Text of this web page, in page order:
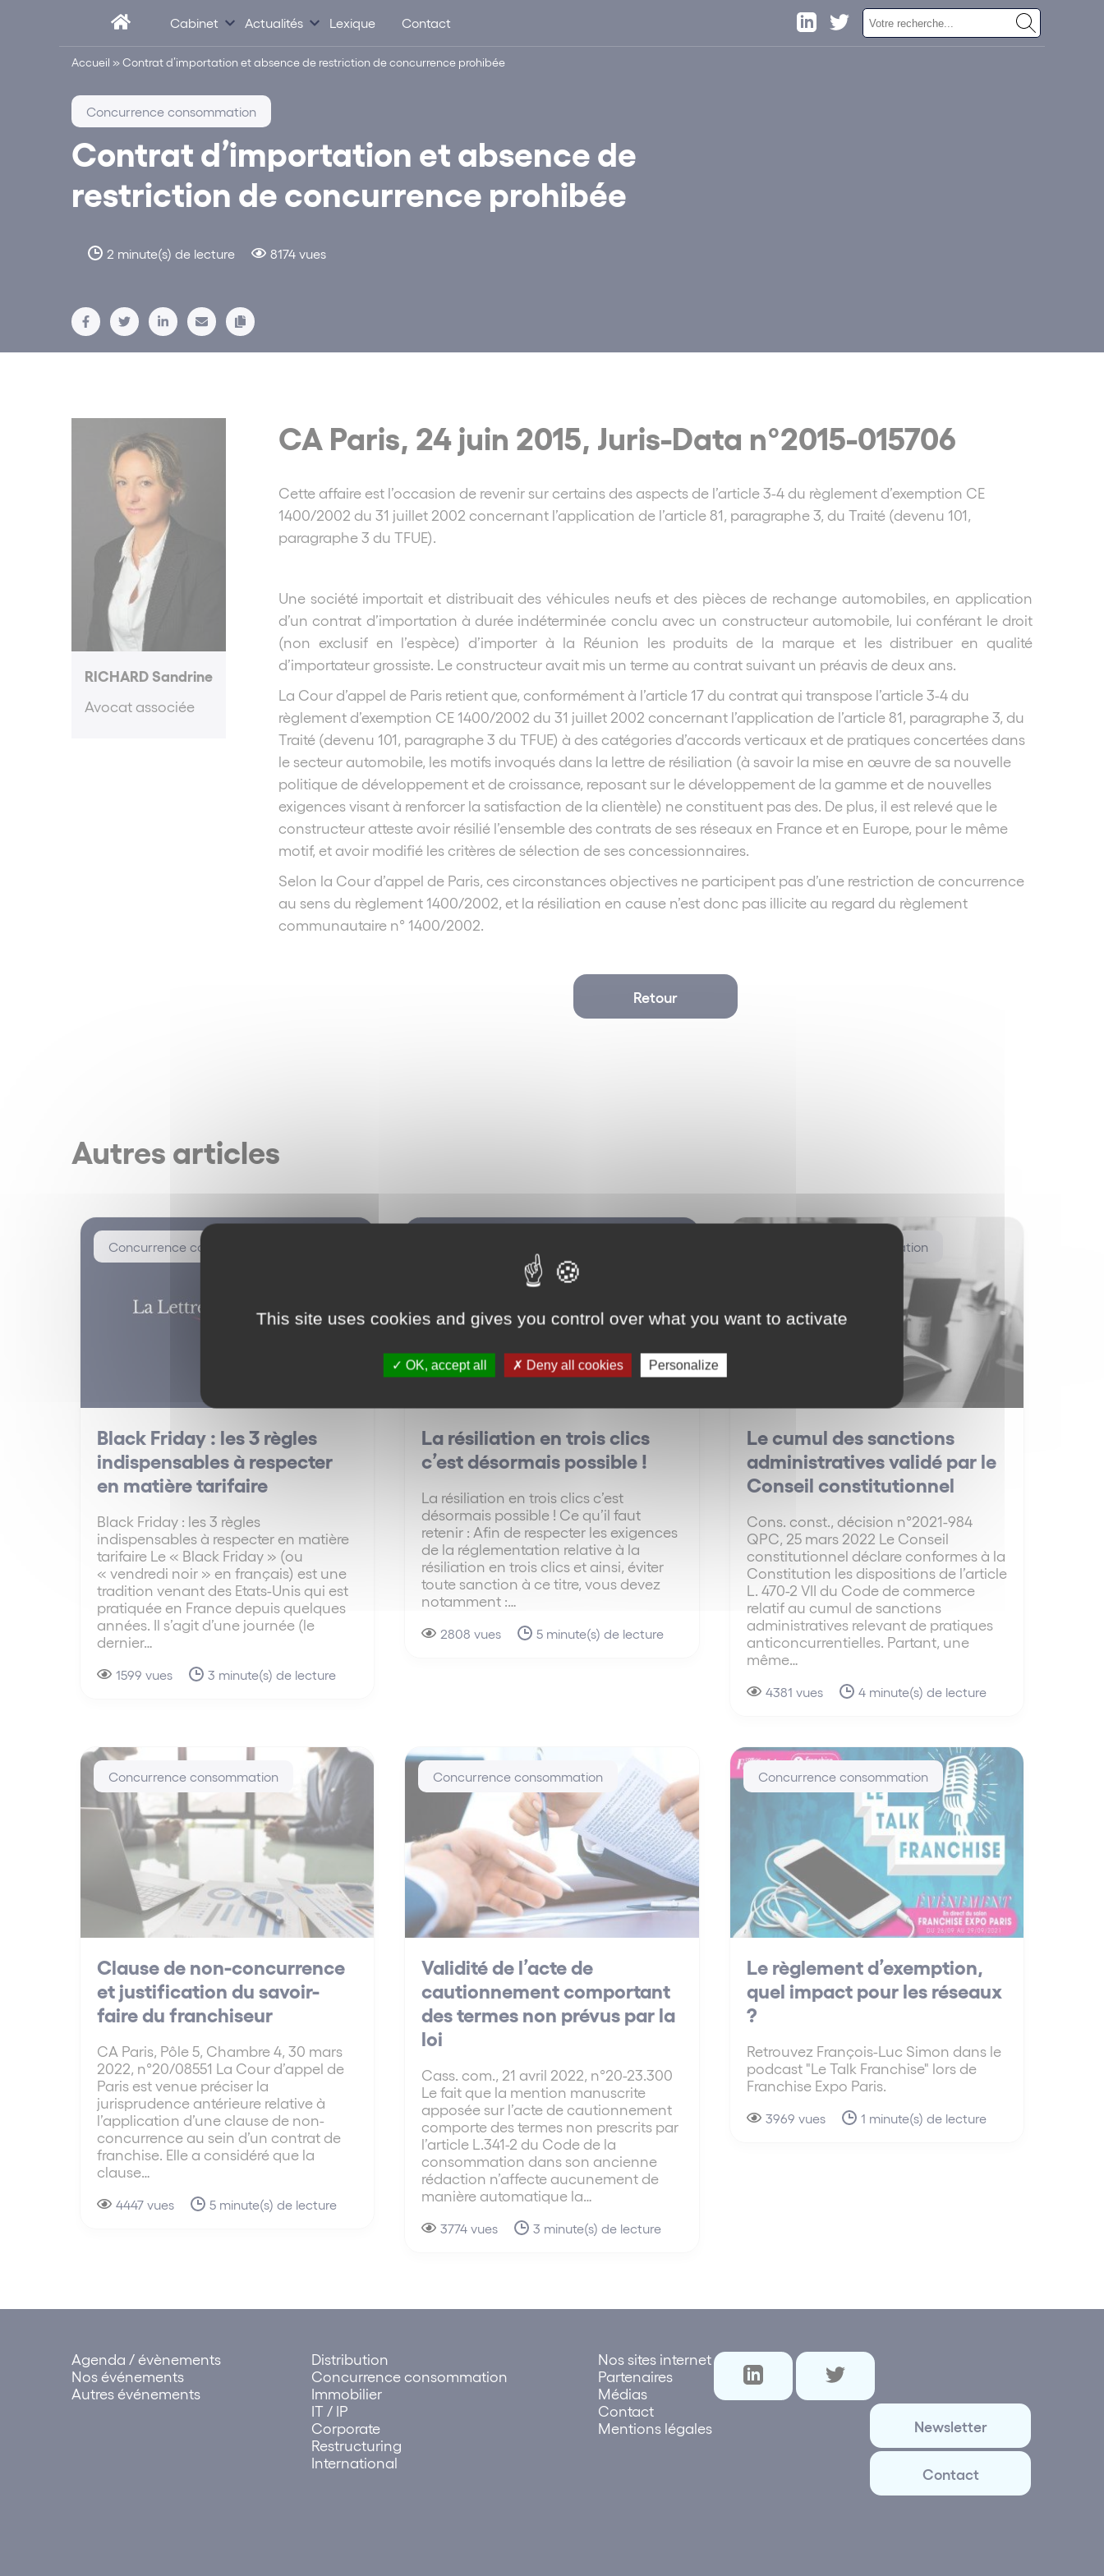
Cabinet Actualités Lexique Contact
Accueil »Contrat d’importation et absence de restriction de concurrence prohibée
Contrat d’importation et absence de
restriction de concurrence prohibée
2 minute(s) de lecture 8174 vues
Concurrence consommation
RICHARD Sandrine
Avocat associée
CA Paris, 24 juin 2015, Juris-Data n°2015-015706
Cette affaire est l’occasion de revenir sur certains des aspects de l’article 3-4 du règlement d’exemption CE
1400/2002 du 31 juillet 2002 concernant l’application de l’article 81, paragraphe 3, du Traité (devenu 101,
paragraphe 3 du TFUE).
Une société importait et distribuait des véhicules neufs et des pièces de rechange automobiles, en application
d’un contrat d’importation à durée indéterminée conclu avec un constructeur automobile, lui conférant le droit
(non exclusif en l’espèce) d’importer à la Réunion les produits de la marque et les distribuer en qualité
d’importateur grossiste. Le constructeur avait mis un terme au contrat suivant un préavis de deux ans.
La Cour d’appel de Paris retient que, conformément à l’article 17 du contrat qui transpose l’article 3-4 du
règlement d’exemption CE 1400/2002 du 31 juillet 2002 concernant l’application de l’article 81, paragraphe 3, du
Traité (devenu 101, paragraphe 3 du TFUE) à des catégories d’accords verticaux et de pratiques concertées dans
le secteur automobile, les motifs invoqués dans la lettre de résiliation (à savoir la mise en œuvre de sa nouvelle
politique de développement et de croissance, reposant sur le développement de la gamme et de nouvelles
exigences visant à renforcer la satisfaction de la clientèle) ne constituent pas des. De plus, il est relevé que le
constructeur atteste avoir résilié l’ensemble des contrats de ses réseaux en France et en Europe, pour le même
motif, et avoir modifié les critères de sélection de ses concessionnaires.
Selon la Cour d’appel de Paris, ces circonstances objectives ne participent pas d’une restriction de concurrence
au sens du règlement 1400/2002, et la résiliation en cause n’est donc pas illicite au regard du règlement
communautaire n° 1400/2002.
Retour
Autres articles
Concurrence consommation
Black Friday : les 3 règles
indispensables à respecter
en matière tarifaire
Black Friday : les 3 règles
indispensables à respecter en matière
tarifaire Le « Black Friday » (ou
« vendredi noir » en français) est une
tradition venant des Etats-Unis qui est
pratiquée en France depuis quelques
années. Il s’agit d’une journée (le
dernier…
1599 vues 3 minute(s) de lecture
La résiliation en trois clics
c’est désormais possible !
La résiliation en trois clics c’est
désormais possible ! Ce qu’il faut
retenir : Afin de respecter les exigences
de la réglementation relative à la
résiliation en trois clics et ainsi, éviter
toute sanction à ce titre, vous devez
notamment :…
2808 vues 5 minute(s) de lecture
Concurrence consommation
Le cumul des sanctions
administratives validé par le
Conseil constitutionnel
Cons. const., décision n°2021-984
QPC, 25 mars 2022 Le Conseil
constitutionnel déclare conformes à la
Constitution les dispositions de l’article
L. 470-2 VII du Code de commerce
relatif au cumul de sanctions
administratives relevant de pratiques
anticoncurrentielles. Partant, une
même…
4381 vues 4 minute(s) de lecture
Concurrence consommation
Clause de non-concurrence
et justification du savoir-
faire du franchiseur
CA Paris, Pôle 5, Chambre 4, 30 mars
2022, n°20/08551 La Cour d’appel de
Paris est venue préciser la
jurisprudence antérieure relative à
l’application d’une clause de non-
concurrence au sein d’un contrat de
franchise. Elle a considéré que la
clause…
4447 vues 5 minute(s) de lecture
Concurrence consommation
Validité de l’acte de
cautionnement comportant
des termes non prévus par la
loi
Cass. com., 21 avril 2022, n°20-23.300
Le fait que la mention manuscrite
apposée sur l’acte de cautionnement
comporte des termes non prescrits par
l’article L.341-2 du Code de la
consommation dans son ancienne
rédaction n’affecte aucunement de
manière automatique la…
3774 vues 3 minute(s) de lecture
Concurrence consommation
Le règlement d’exemption,
quel impact pour les réseaux
?
Retrouvez François-Luc Simon dans le
podcast "Le Talk Franchise" lors de
Franchise Expo Paris.
3969 vues 1 minute(s) de lecture
Agenda / évènements
Nos événements
Autres événements
Distribution
Concurrence consommation
Immobilier
IT / IP
Corporate
Restructuring
International
Nos sites internet
Partenaires
Médias
Contact
Mentions légales
Newsletter
Contact
This site uses cookies and gives you control over what you want to activate
OK, accept all Deny all cookies Personalize